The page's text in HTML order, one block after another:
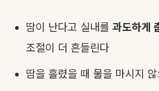
땀이 난다고 실내를 과도하게
조절이 더 흔들린다
땀을 흘렸을 때 물을 마시지 않